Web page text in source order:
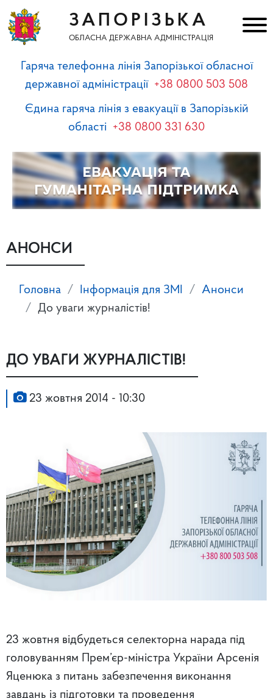
ЗАПОРІЗЬКА
ОБЛАСНА ДЕРЖАВНА АДМІНІСТРАЦІЯ
Гаряча телефонна лінія Запорізької обласної
державної адміністрації +38 0800 503 508
Єдина гаряча лінія з евакуації в Запорізькій
області +38 0800 331 630
АНОНСИ
Головна Інформація для ЗМІ
Анонси
До уваги журналістів!
ДО УВАГИ ЖУРНАЛІСТІВ!
23 жовтня 2014 - 10:30
23 жовтня відбудеться селекторна нарада під
головуванням Прем’єр-міністра України Арсенія
Яценюка з питань забезпечення виконання
завдань із підготовки та проведення